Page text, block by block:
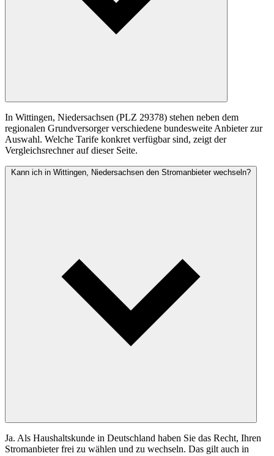
In Wittingen, Niedersachsen (PLZ 29378) stehen neben dem
regionalen Grundversorger verschiedene bundesweite Anbieter zur
Auswahl. Welche Tarife konkret verfügbar sind, zeigt der
Vergleichsrechner auf dieser Seite.
Kann ich in Wittingen, Niedersachsen den Stromanbieter wechseln?
Ja. Als Haushaltskunde in Deutschland haben Sie das Recht, Ihren
Stromanbieter frei zu wählen und zu wechseln. Das gilt auch in